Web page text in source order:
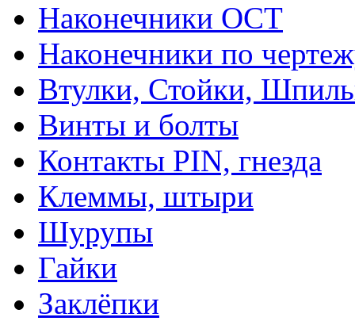
Наконечники ОСТ
Наконечники по
Втулки, Стойки,
Винты и болты
Контакты PIN, гнезда
Клеммы, штыри
Шурупы
Гайки
Заклёпки